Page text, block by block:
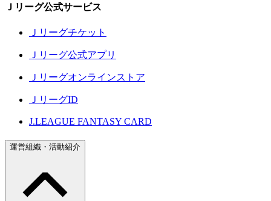
Ｊリーグ公式サービス
Ｊリーグチケット
Ｊリーグ公式アプリ
Ｊリーグオンラインストア
ＪリーグID
J.LEAGUE FANTASY CARD
運営組織・活動紹介